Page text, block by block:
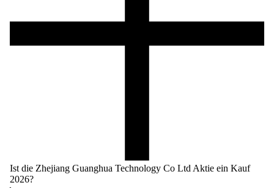
Ist die Zhejiang Guanghua Technology Co Ltd Aktie ein Kauf
2026?